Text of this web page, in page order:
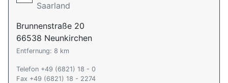
Saarland
Brunnenstraße 20
66538 Neunkirchen
Entfernung: 8 km
Telefon +49 (6821) 18 - 0
Fax +49 (6821) 18 - 2274